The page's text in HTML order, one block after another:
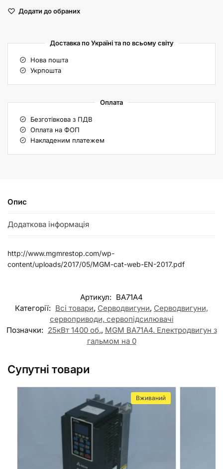
Додати до обраних
Доставка по Україні та по всьому світу
Нова пошта
Укрпошта
Оплата
Безготівкова з ПДВ
Оплата на ФОП
Накладеним платежем
Опис
Додаткова інформація
http://www.mgmrestop.com/wp-
content/uploads/2017/05/MGM-cat-web-EN-2017.pdf
Артикул: BA71A4
Категорії: Всі товари, Серводвигуни, Серводвигуни,
сервоприводи, сервопідсилювачі
Позначки: 25кВт 1400 об., MGM BA71A4. Електродвигун з
гальмом на 0
Супутні товари
Вживаний